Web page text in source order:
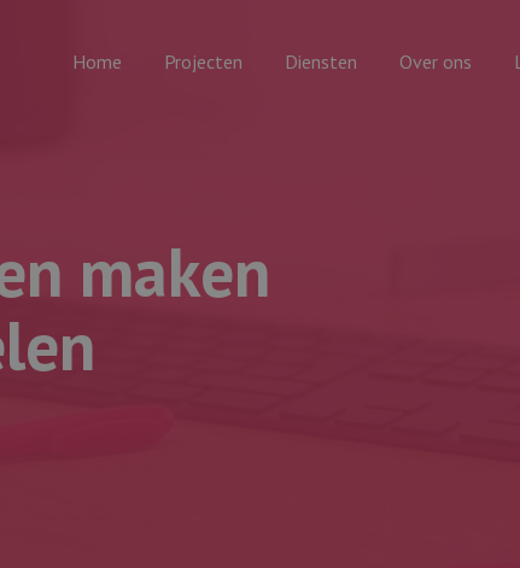
Home Projecten Diensten Over ons
maken